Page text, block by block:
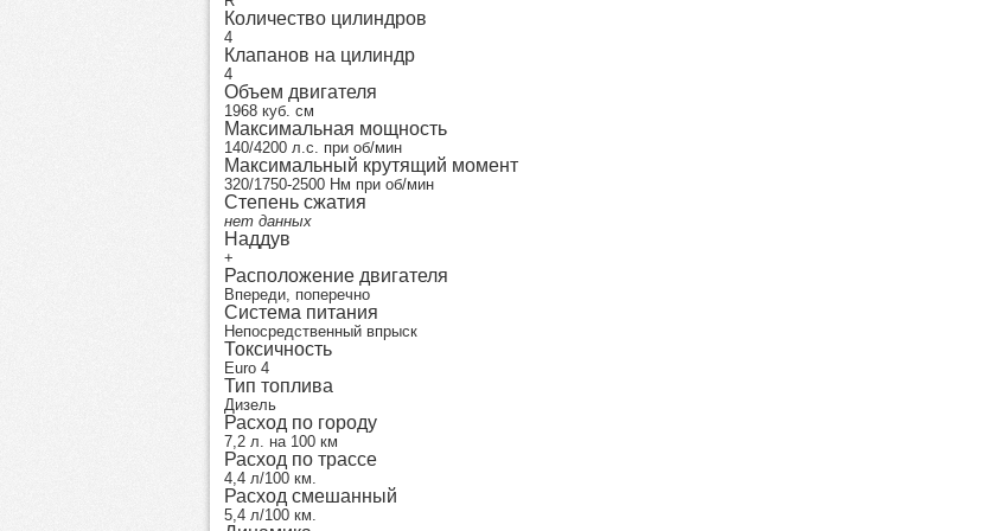
Количество цилиндров
4
Клапанов на цилиндр
4
Объем двигателя
1968 куб. см
Максимальная мощность
140/4200 л.с. при об/мин
Максимальный крутящий момент
320/1750-2500 Нм при об/мин
Степень сжатия
нет данных
Наддув
+
Расположение двигателя
Впереди, поперечно
Система питания
Непосредственный впрыск
Токсичность
Euro 4
Тип топлива
Дизель
Расход по городу
7,2 л. на 100 км
Расход по трассе
4,4 л/100 км.
Расход смешанный
5,4 л/100 км.